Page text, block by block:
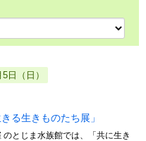
日（日）
る生きものたち展」
とじま水族館では、「共に生き